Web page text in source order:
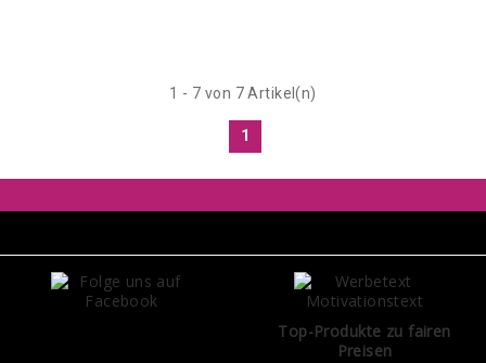
1 - 7 von 7 Artikel(n)
1
Top-Produkte zu fairen
Preisen